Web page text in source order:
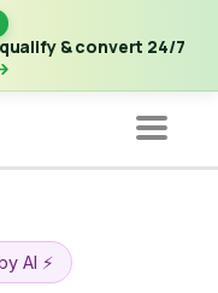
& convert 24/7
that qualify &
More
AI ⚡️